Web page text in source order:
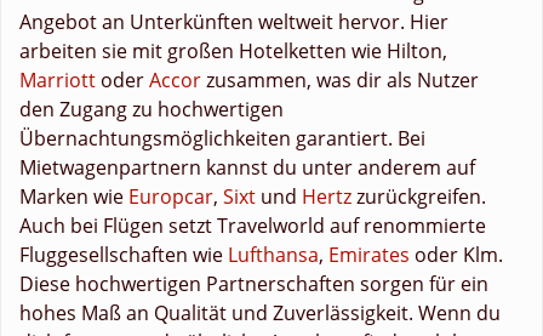
Angebot an Unterkünften weltweit hervor. Hier
arbeiten sie mit großen Hotelketten wie Hilton,
Marriott oderAccorzusammen, was dir als Nutzer
den Zugang zu hochwertigen
Übernachtungsmöglichkeiten garantiert. Bei
Mietwagenpartnern kannst du unter anderem auf
Marken wie Europcar, Sixt und Hertzzurückgreifen.
Auch bei Flügen setzt Travelworld auf renommierte
Fluggesellschaften wie Lufthansa, Emirates oder Klm.
Diese hochwertigen Partnerschaften sorgen für ein
hohes Maß an Qualität und Zuverlässigkeit. Wenn du